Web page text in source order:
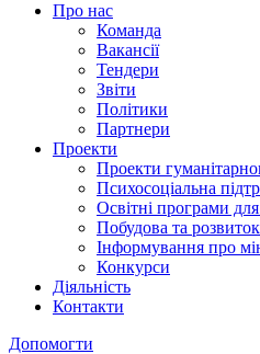
Про нас
Команда
Вакансії
Тендери
Звіти
Політики
Партнери
Проекти
Проекти
Психосоціальна
Освітні програми
Побудова та
Інформування про
Конкурси
Діяльність
Контакти
Допомогти